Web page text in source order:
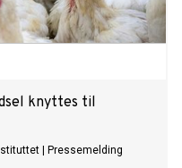
knyttes til
Pressemelding